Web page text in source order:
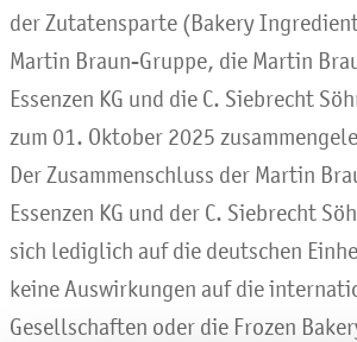
der Zutatensparte (Bakery
Martin Braun-Gruppe, die Martin
Essenzen KG und die C. Siebrecht
zum 01. Oktober 2025
Der Zusammenschluss der Martin
Essenzen KG und der C. Siebrecht
sich lediglich auf die deutschen
keine Auswirkungen auf die
Gesellschaften oder die Frozen